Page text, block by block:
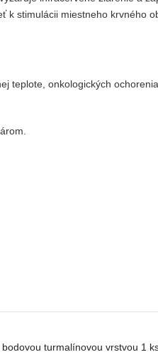
k stimulácii miestneho krvného
teplote, onkologických
turmalínovou vrstvou 1